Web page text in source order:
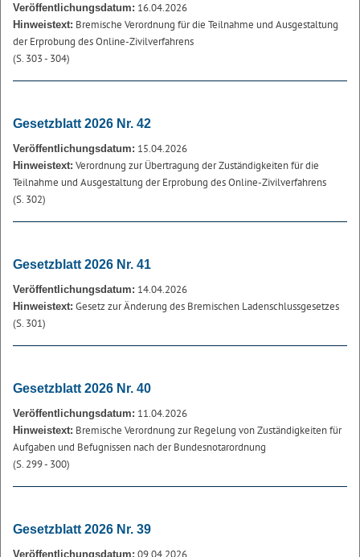
Veröffentlichungsdatum: 16.04.2026
Hinweistext: Bremische Verordnung für die Teilnahme und Ausgestaltung
der Erprobung des Online-Zivilverfahrens
(S. 303 - 304)
Gesetzblatt 2026 Nr. 42
Veröffentlichungsdatum: 15.04.2026
Hinweistext: Verordnung zur Übertragung der Zuständigkeiten für die
Teilnahme und Ausgestaltung der Erprobung des Online-Zivilverfahrens
(S. 302)
Gesetzblatt 2026 Nr. 41
Veröffentlichungsdatum: 14.04.2026
Hinweistext: Gesetz zur Änderung des Bremischen Ladenschlussgesetzes
(S. 301)
Gesetzblatt 2026 Nr. 40
Veröffentlichungsdatum: 11.04.2026
Hinweistext: Bremische Verordnung zur Regelung von Zuständigkeiten für
Aufgaben und Befugnissen nach der Bundesnotarordnung
(S. 299 - 300)
Gesetzblatt 2026 Nr. 39
Veröffentlichungsdatum: 09.04.2026